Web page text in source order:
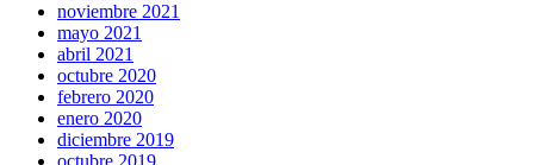
noviembre 2021
mayo 2021
abril 2021
octubre 2020
febrero 2020
enero 2020
diciembre 2019
octubre 2019